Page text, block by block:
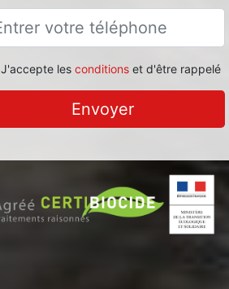
J'accepte les conditionset d'être rappelé
Envoyer